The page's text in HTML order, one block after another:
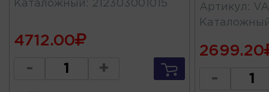
Каталожный : 212303001015
4712.00
- +
Артикул :
2699.20
-